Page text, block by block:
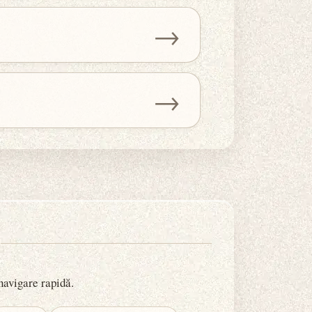
→
→
rapidă.